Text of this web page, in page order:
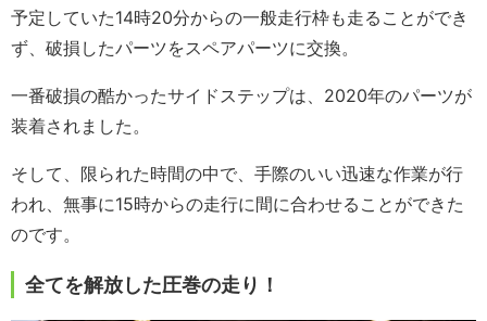
予定していた14時20分からの一般走行枠も走ることができ
ず、破損したパーツをスペアパーツに交換。
一番破損の酷かったサイドステップは、2020年のパーツが
装着されました。
そして、限られた時間の中で、手際のいい迅速な作業が行
われ、無事に15時からの走行に間に合わせることができた
のです。
全てを解放した圧巻の走り！